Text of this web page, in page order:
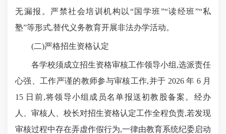
无漏报。严禁社会培训机构以“国学班”“读经班”“私
塾”等形式,替代义务教育开展非法办学活动。
(二)严格招生资格认定
各学校须成立招生资格审核工作领导小组,选派责任
心强、工作严谨的教师参与审核工作,并于 2026 年 6 月
15 日前,将领导小组成员名单报送初教股备案。经办
人、审核人、校长对招生资格认定工作全程负责,若发现
审核过程中存在弄虚作假行为,一律由教育系统纪委启动